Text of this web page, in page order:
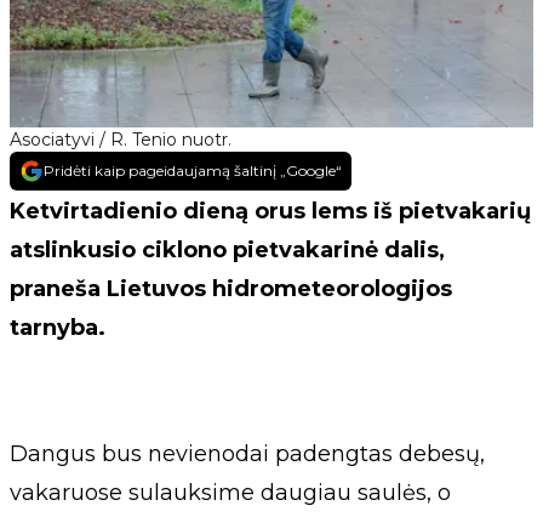
Asociatyvi / R. Tenio nuotr.
Pridėti kaip pageidaujamą šaltinį „Google“
Ketvirtadienio dieną orus lems iš pietvakarių
atslinkusio ciklono pietvakarinė dalis,
praneša Lietuvos hidrometeorologijos
tarnyba.
Dangus bus nevienodai padengtas debesų,
vakaruose sulauksime daugiau saulės, o